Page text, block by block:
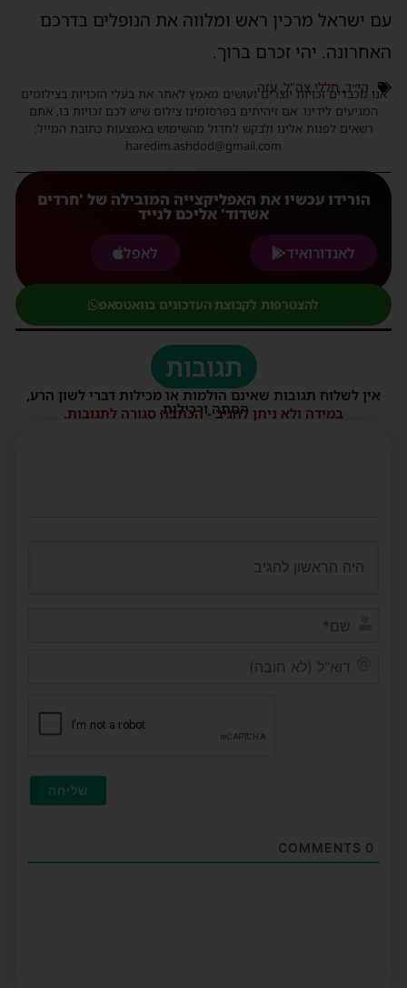
עם ישראל מרכין ראש ומלווה את הנופלים בדרכם
האחרונה. יהי זכרם ברוך.
הי״ד,חללי צה"ל,עזה
אנו מכבדים זכויות יוצרים ועושים מאמץ לאתר את בעלי הזכויות בצילומים
המגיעים לידינו. אם זיהיתים בפרסומינו צילום שיש לכם זכויות בו, אתם
רשאים לפנות אלינו ולבקש לחדול מהשימוש באמצעות כתובת המייל:
haredim.ashdod@gmail.com
הורידו עכשיו את האפליקצייה המובילה של 'חרדים
אשדוד' אליכם לנייד
לאנדורואיד
לאפל
להצטרפות לקבוצת העדכונים בוואטסאפ
תגובות
אין לשלוח תגובות שאינם הולמות או מכילות דברי לשון הרע,
הסתה ורכילות.
במידה ולא ניתן להגיב - הכתבה סגורה לתגובות.
0